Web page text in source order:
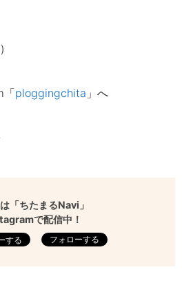
「ploggingchita 」へ
「ちたまるNavi」
で配信中！
フォローする